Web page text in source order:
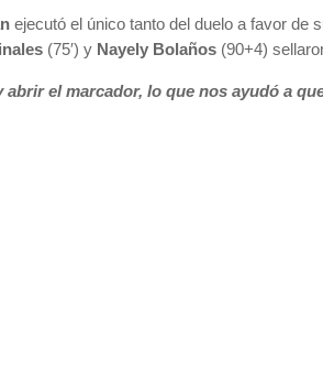
ejecutó el único tanto del duelo a favor de
(75′) y Nayely Bolaños (90+4)
abrir el marcador, lo que nos ayudó a